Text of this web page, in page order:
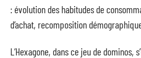
: évolution des habitudes de
d’achat, recomposition
L’Hexagone, dans ce jeu de dominos,